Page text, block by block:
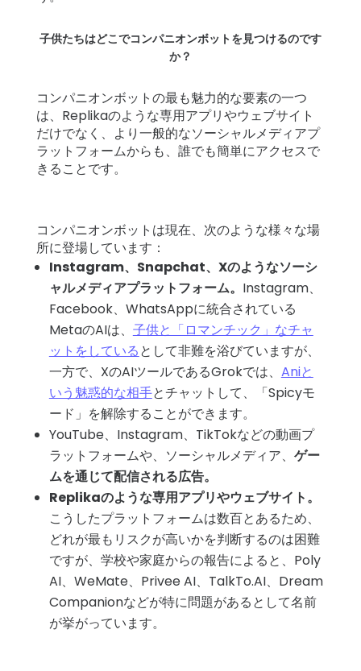
子供たちはどこでコンパニオンボットを見つけるのです
か？
コンパニオンボットの最も魅力的な要素の一つ
は、Replikaのような専用アプリやウェブサイト
だけでなく、より一般的なソーシャルメディアプ
ラットフォームからも、誰でも簡単にアクセスで
きることです。
コンパニオンボットは現在、次のような様々な場
所に登場しています：
Instagram、Snapchat、Xのようなソーシ
ャルメディアプラットフォーム。 Instagram、
Facebook、WhatsAppに統合されている
MetaのAIは、 子供と「ロマンチック」なチャ
ットをしているとして非難を浴びていますが、
一方で、XのAIツールであるGrokでは、 Aniと
いう魅惑的な相手とチャットして、「Spicyモ
ード」を解除することができます。
YouTube、Instagram、TikTokなどの動画プ
ラットフォームや、ソーシャルメディア、 ゲー
ムを通じて配信される広告。
Replikaのような専用アプリやウェブサイト。
こうしたプラットフォームは数百とあるため、
どれが最もリスクが高いかを判断するのは困難
ですが、学校や家庭からの報告によると、Poly
AI、WeMate、Privee AI、 TalkTo.AI、Dream
Companionなどが特に問題があるとして名前
が挙がっています。